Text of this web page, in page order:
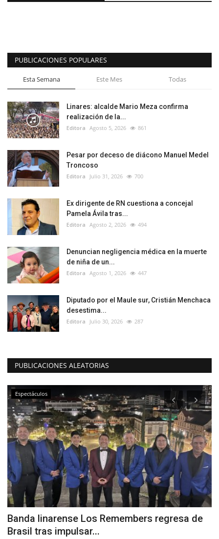
PUBLICACIONES POPULARES
Esta Semana Este Mes Todas
Linares: alcalde Mario Meza confirma
realización de la...
Editora Agosto 5, 2026 861
Pesar por deceso de diácono Manuel Medel
Troncoso
Editora Julio 31, 2026 700
Ex dirigente de RN cuestiona a concejal
Pamela Ávila tras...
Editora Agosto 2, 2026 494
Denuncian negligencia médica en la muerte
de niña de un...
Editora Agosto 1, 2026 447
Diputado por el Maule sur, Cristián Menchaca
desestima...
Editora Julio 30, 2026 287
PUBLICACIONES ALEATORIAS
Espectáculos
Banda linarense Los Remembers regresa de
Brasil tras impulsar...